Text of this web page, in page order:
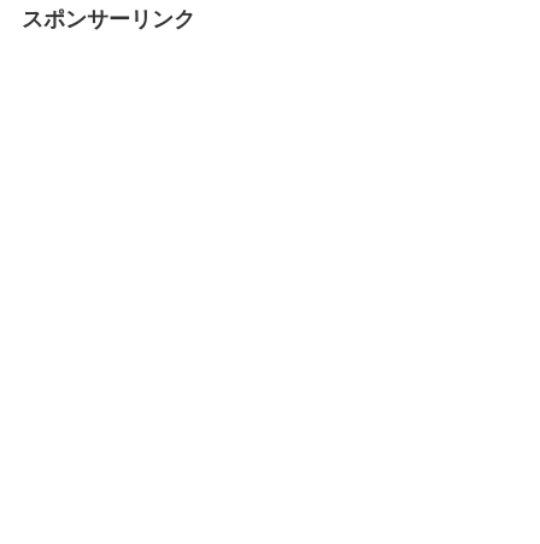
スポンサーリンク